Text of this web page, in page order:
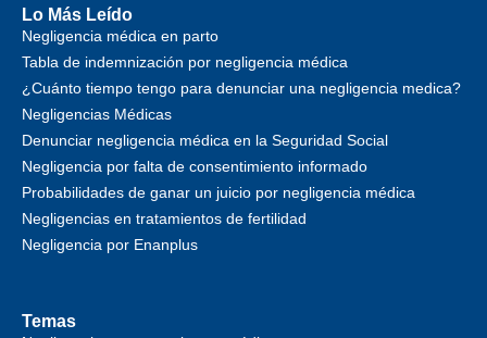
Lo Más Leído
Negligencia médica en parto
Tabla de indemnización por negligencia médica
¿Cuánto tiempo tengo para denunciar una negligencia medica?
Negligencias Médicas
Denunciar negligencia médica en la Seguridad Social
Negligencia por falta de consentimiento informado
Probabilidades de ganar un juicio por negligencia médica
Negligencias en tratamientos de fertilidad
Negligencia por Enanplus
Temas